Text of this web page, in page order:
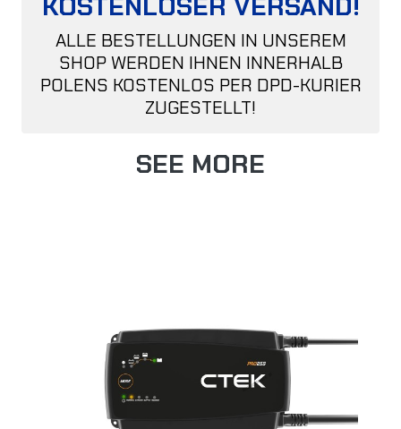
KOSTENLOSER VERSAND!
ALLE BESTELLUNGEN IN UNSEREM
SHOP WERDEN IHNEN INNERHALB
POLENS KOSTENLOS PER DPD-KURIER
ZUGESTELLT!
SEE MORE